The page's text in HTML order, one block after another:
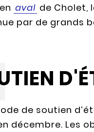
aval de Cholet,
par de grands
de soutien
décembre. Les